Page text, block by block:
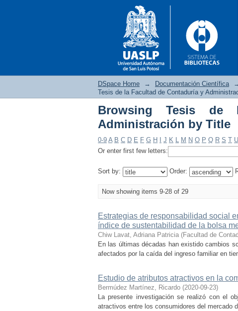
Browsing Tesis de la
DSpace Home → Documentación Científica
Tesis de la Facultad de Contaduría y
Browsing Tesis de
Administración by Title
0-9 A B C D E F G H J K L M N O P Q R S T U
Or enter first few letters:
Sort by: Order:
Now showing items 9-28 of 29
Estrategias de responsabilidad social
índice de sustentabilidad de la bolsa
Chiw Lavat, Adriana Patricia (Facultad de
En las últimas décadas han existido cambios
afectados por la caída del ingreso familiar en
Estudio de atributos atractivos en la
Bermúdez Martínez, Ricardo (2020-09-23)
La presente investigación se realizó con el
atractivos entre los consumidores del mercado